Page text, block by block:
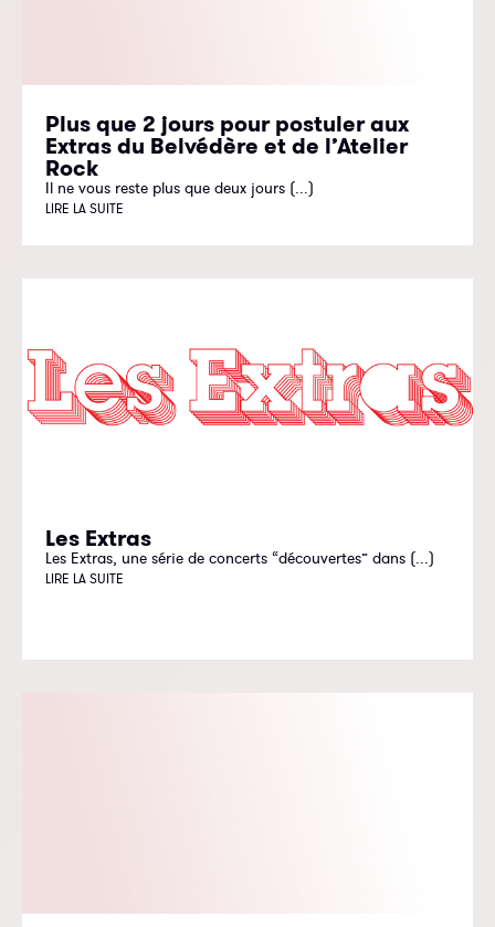
Plus que 2 jours pour postuler aux
Extras du Belvédère et de l’Atelier
Rock
Il ne vous reste plus que deux jours (...)
LIRE LA SUITE
Les Extras
Les Extras, une série de concerts “découvertes” dans (...)
LIRE LA SUITE